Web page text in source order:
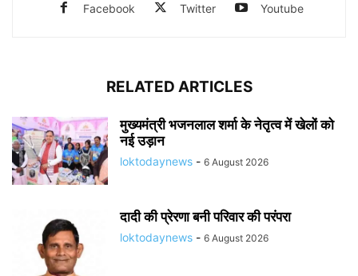
Facebook Twitter Youtube
RELATED ARTICLES
मुख्यमंत्री भजनलाल शर्मा के नेतृत्व में खेलों को
नई उड़ान
loktodaynews - 6 August 2026
दादी की प्रेरणा बनी परिवार की परंपरा
loktodaynews - 6 August 2026